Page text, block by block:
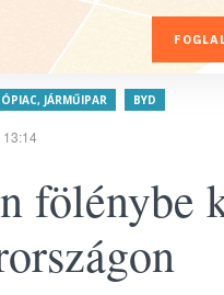
JÁRMŰIPAR BYD
13:14
fölénybe